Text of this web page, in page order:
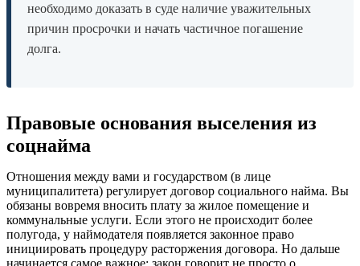
необходимо доказать в суде наличие уважительных
причин просрочки и начать частичное погашение
долга.
Правовые основания выселения из
соцнайма
Отношения между вами и государством (в лице
муниципалитета) регулирует договор социального найма. Вы
обязаны вовремя вносить плату за жилое помещение и
коммунальные услуги. Если этого не происходит более
полугода, у наймодателя появляется законное право
инициировать процедуру расторжения договора. Но дальше
начинается самое важное: закон говорит не просто о